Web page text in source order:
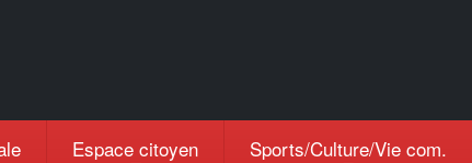
Espace citoyen Sports/Culture/Vie com.